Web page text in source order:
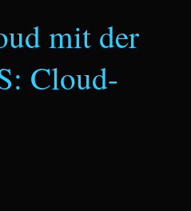
mit der
Cloud-